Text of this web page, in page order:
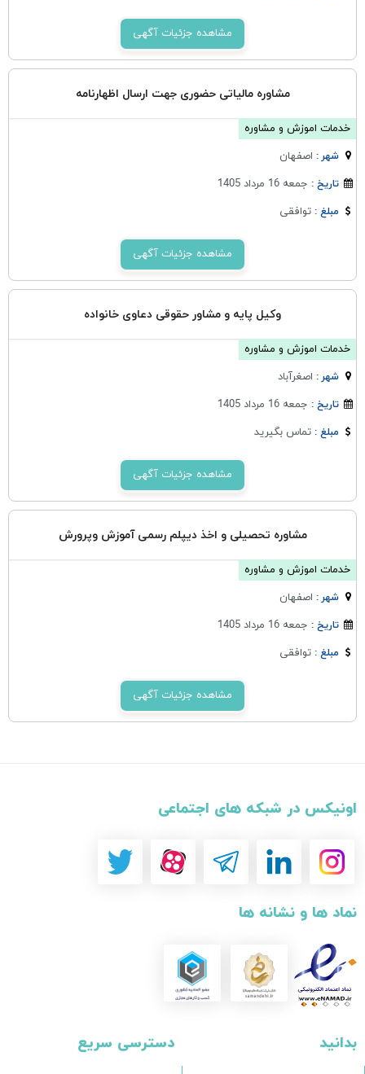
مشاهده جزئیات آگهی
مشاوره مالیاتی حضوری جهت ارسال اظهارنامه
خدمات اموزش و مشاوره
شهر : اصفهان
تاریخ : جمعه 16 مرداد 1405
مبلغ :توافقی
مشاهده جزئیات آگهی
وکیل پایه و مشاور حقوقی دعاوی خانواده
خدمات اموزش و مشاوره
شهر : اصغرآباد
تاریخ : جمعه 16 مرداد 1405
مبلغ :تماس بگیرید
مشاهده جزئیات آگهی
مشاوره تحصیلی و اخذ دیپلم رسمی آموزش وپرورش
خدمات اموزش و مشاوره
شهر : اصفهان
تاریخ : جمعه 16 مرداد 1405
مبلغ :توافقی
مشاهده جزئیات آگهی
اونیکس در شبکه های اجتماعی
نماد ها و نشانه ها
دسترسی سریع بدانید